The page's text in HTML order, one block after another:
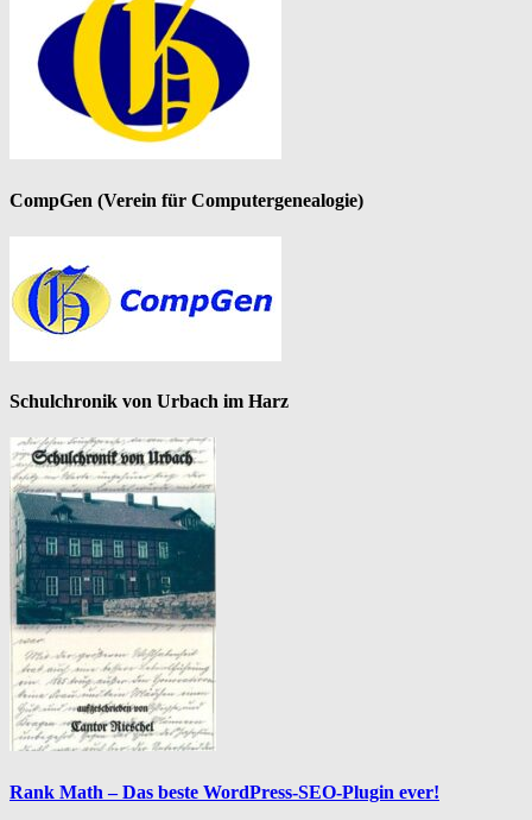
CompGen (Verein für Computergenealogie)
Schulchronik von Urbach im Harz
Rank Math – Das beste WordPress-SEO-Plugin ever!